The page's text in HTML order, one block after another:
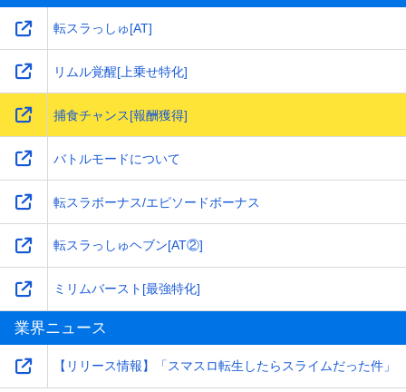
転スラっしゅ[AT]
リムル覚醒[上乗せ特化]
捕食チャンス[報酬獲得]
バトルモードについて
転スラボーナス/エピソードボーナス
転スラっしゅヘブン[AT②]
ミリムバースト[最強特化]
業界ニュース
【リリース情報】「スマスロ転生したらスライムだった件」